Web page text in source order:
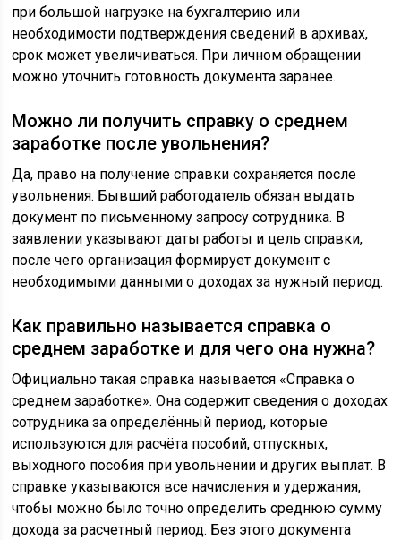
при большой нагрузке на бухгалтерию или
необходимости подтверждения сведений в архивах,
срок может увеличиваться. При личном обращении
можно уточнить готовность документа заранее.
Можно ли получить справку о среднем
заработке после увольнения?
Да, право на получение справки сохраняется после
увольнения. Бывший работодатель обязан выдать
документ по письменному запросу сотрудника. В
заявлении указывают даты работы и цель справки,
после чего организация формирует документ с
необходимыми данными о доходах за нужный период.
Как правильно называется справка о
среднем заработке и для чего она нужна?
Официально такая справка называется «Справка о
среднем заработке». Она содержит сведения о доходах
сотрудника за определённый период, которые
используются для расчёта пособий, отпускных,
выходного пособия при увольнении и других выплат. В
справке указываются все начисления и удержания,
чтобы можно было точно определить среднюю сумму
дохода за расчетный период. Без этого документа